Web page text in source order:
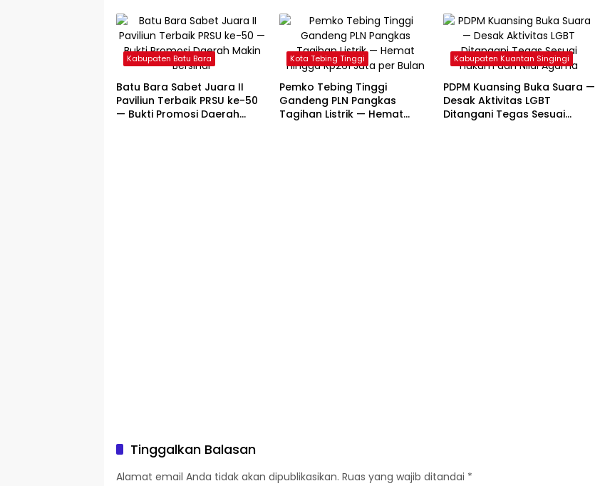
Mengemuka
Kabupaten Batu Bara
Batu Bara Sabet Juara II
Paviliun Terbaik PRSU ke-50
— Bukti Promosi Daerah
Kota Tebing Tinggi
Pemko Tebing Tinggi
Gandeng PLN Pangkas
Tagihan Listrik — Hemat
Kabupaten Kuantan Singingi
PDPM Kuansing Buka Suara —
Desak Aktivitas LGBT
Ditangani Tegas Sesuai
Tinggalkan Balasan
Alamat email Anda tidak akan dipublikasikan. Ruas yang wajib ditandai *